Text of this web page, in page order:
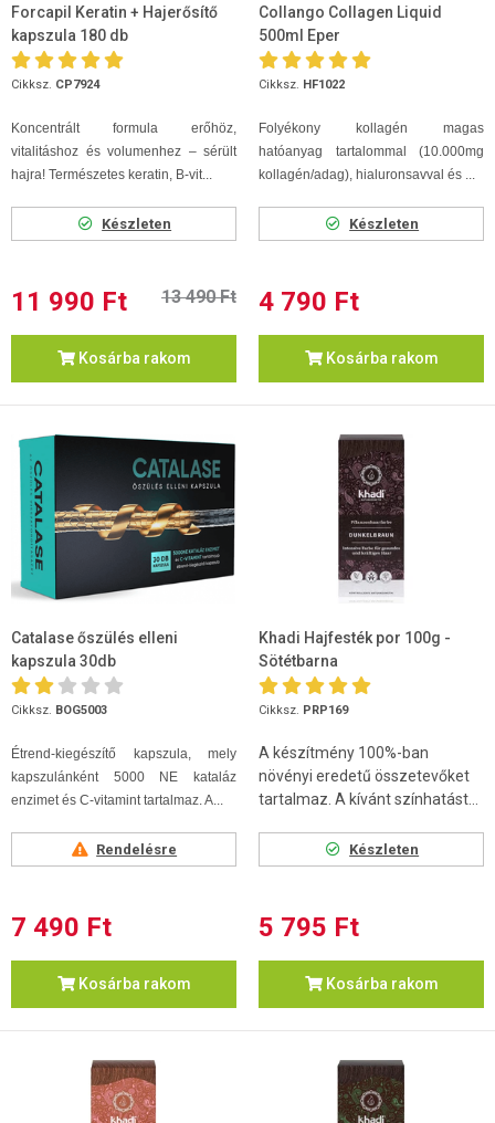
Forcapil Keratin + Hajerősítő
kapszula 180 db
Cikksz. CP7924
Koncentrált formula erőhöz,
vitalitáshoz és volumenhez – sérült
hajra! Természetes keratin, B-vit...
Készleten
11 990 Ft 13 490 Ft
Kosárba rakom
Collango Collagen Liquid
500ml Eper
Cikksz. HF1022
Folyékony kollagén magas
hatóanyag tartalommal (10.000mg
kollagén/adag), hialuronsavval és ...
Készleten
4 790 Ft
Kosárba rakom
Catalase őszülés elleni
kapszula 30db
Cikksz. BOG5003
Étrend-kiegészítő kapszula, mely
kapszulánként 5000 NE kataláz
enzimet és C-vitamint tartalmaz. A...
Rendelésre
7 490 Ft
Kosárba rakom
Khadi Hajfesték por 100g -
Sötétbarna
Cikksz. PRP169
A készítmény 100%-ban
növényi eredetű összetevőket
tartalmaz. A kívánt színhatást...
Készleten
5 795 Ft
Kosárba rakom